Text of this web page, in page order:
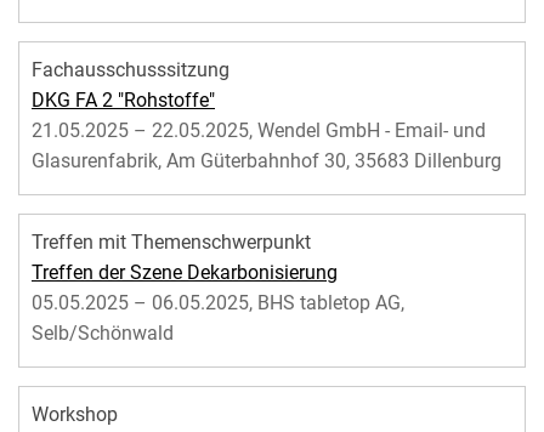
Fachausschusssitzung
DKG FA 2 "Rohstoffe"
21.05.2025 – 22.05.2025, Wendel GmbH - Email- und
Glasurenfabrik, Am Güterbahnhof 30, 35683 Dillenburg
Treffen mit Themenschwerpunkt
Treffen der Szene Dekarbonisierung
05.05.2025 – 06.05.2025, BHS tabletop AG,
Selb/Schönwald
Workshop